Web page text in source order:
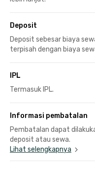
Deposit
Deposit sebesar biaya
terpisah dengan biaya
IPL
Termasuk IPL.
Informasi pembatalan
Pembatalan dapat
deposit atau sewa.
Lihat selengkapnya